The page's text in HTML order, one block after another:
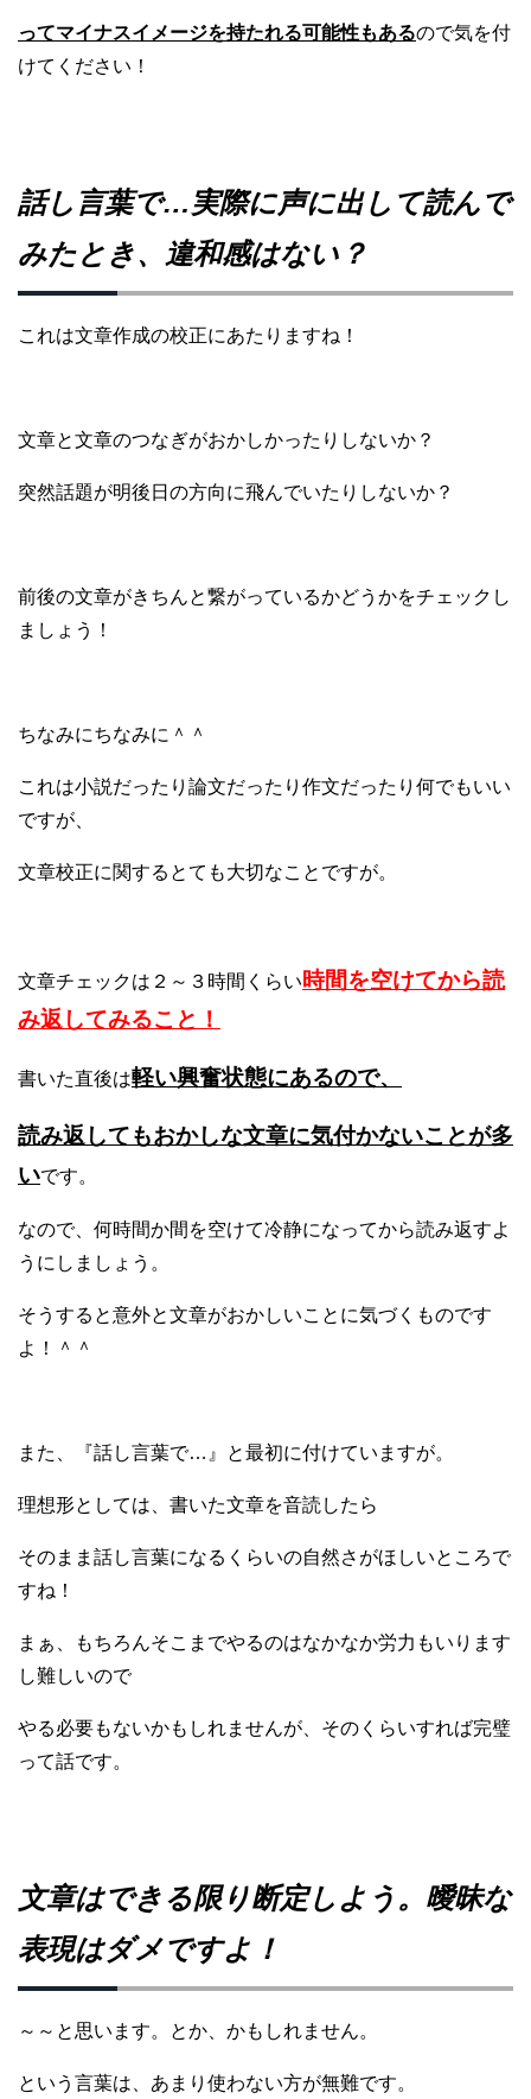
ってマイナスイメージを持たれる可能性もあるので気を付
けてください！
話し言葉で…実際に声に出して読んで
みたとき、違和感はない？
これは文章作成の校正にあたりますね！
文章と文章のつなぎがおかしかったりしないか？
突然話題が明後日の方向に飛んでいたりしないか？
前後の文章がきちんと繋がっているかどうかをチェックし
ましょう！
ちなみにちなみに＾＾
これは小説だったり論文だったり作文だったり何でもいい
ですが、
文章校正に関するとても大切なことですが。
文章チェックは２～３時間くらい時間を空けてから読
み返してみること！
書いた直後は軽い興奮状態にあるので、
読み返してもおかしな文章に気付かないことが多
いです。
なので、何時間か間を空けて冷静になってから読み返すよ
うにしましょう。
そうすると意外と文章がおかしいことに気づくものです
よ！＾＾
また、『話し言葉で…』と最初に付けていますが。
理想形としては、書いた文章を音読したら
そのまま話し言葉になるくらいの自然さがほしいところで
すね！
まぁ、もちろんそこまでやるのはなかなか労力もいります
し難しいので
やる必要もないかもしれませんが、そのくらいすれば完璧
って話です。
文章はできる限り断定しよう。曖昧な
表現はダメですよ！
～～と思います。とか、かもしれません。
という言葉は、あまり使わない方が無難です。